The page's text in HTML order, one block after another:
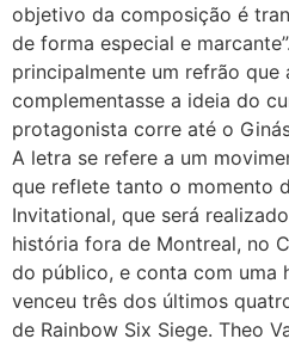
objetivo da composição é
de forma especial e
principalmente um refrão que
complementasse a ideia do
protagonista corre até o
A letra se refere a um
que reflete tanto o momento
Invitational, que será
história fora de Montreal, no
do público, e conta com uma
venceu três dos últimos
de Rainbow Six Siege. Theo